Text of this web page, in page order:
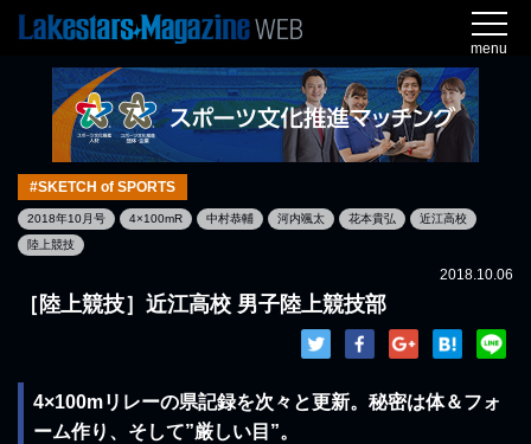
menu
#SKETCH of SPORTS
2018年10月号 4×100mR 中村恭輔 河内颯太 花本貴弘
近江高校
陸上競技
2018.10.06
［陸上競技］近江高校 男子陸上競技部
4×100mリレーの県記録を次々と更新。秘密は体＆フォ
ーム作り、そして”厳しい目”。